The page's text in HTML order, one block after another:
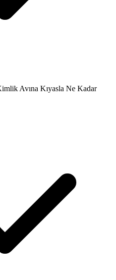
Avına Kıyasla Ne Kadar